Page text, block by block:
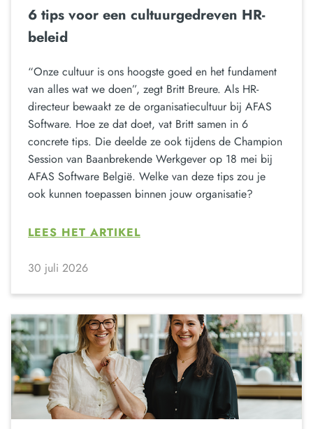
6 tips voor een cultuurgedreven HR-
beleid
“Onze cultuur is ons hoogste goed en het fundament
van alles wat we doen”, zegt Britt Breure. Als HR-
directeur bewaakt ze de organisatiecultuur bij AFAS
Software. Hoe ze dat doet, vat Britt samen in 6
concrete tips. Die deelde ze ook tijdens de Champion
Session van Baanbrekende Werkgever op 18 mei bij
AFAS Software België. Welke van deze tips zou je
ook kunnen toepassen binnen jouw organisatie?
LEES HET ARTIKEL
30 juli 2026